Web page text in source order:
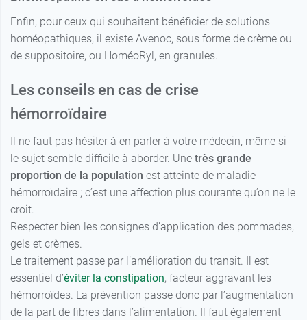
Enfin, pour ceux qui souhaitent bénéficier de solutions
homéopathiques, il existe Avenoc, sous forme de crème ou
de suppositoire, ou HoméoRyl, en granules.
Les conseils en cas de crise
hémorroïdaire
Il ne faut pas hésiter à en parler à votre médecin, même si
le sujet semble difficile à aborder. Une très grande
proportion de la population est atteinte de maladie
hémorroïdaire ; c’est une affection plus courante qu’on ne le
croit.
Respecter bien les consignes d’application des pommades,
gels et crèmes.
Le traitement passe par l’amélioration du transit. Il est
essentiel d’éviter la constipation, facteur aggravant les
hémorroïdes. La prévention passe donc par l’augmentation
de la part de fibres dans l’alimentation. Il faut également